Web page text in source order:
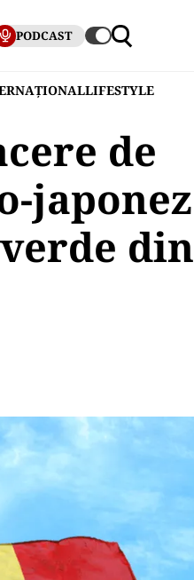
PODCAST
LIFESTYLE
de
japonez
din